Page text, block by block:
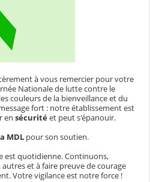
à vous remercier pour votre
Nationale de lutte contre le
couleurs de la bienveillance et du
fort : notre établissement est
en sécuritéet peut s'épanouir.
MDL pour son soutien.
est quotidienne. Continuons,
et à faire preuve de courage
Votre vigilance est notre force !